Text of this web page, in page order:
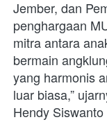
Jember, dan
penghargaan
mitra antara
bermain
yang harmonis
luar biasa,”
Hendy